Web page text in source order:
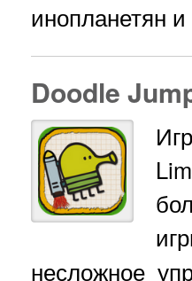
инопланетян
Doodle
несложное